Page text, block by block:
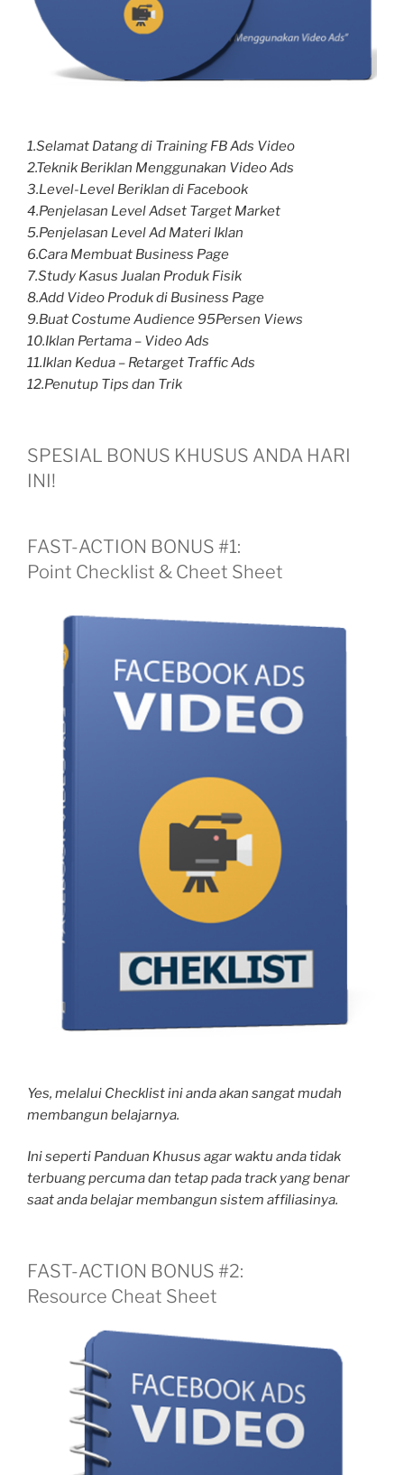
1.Selamat Datang di Training FB Ads Video
2.Teknik Beriklan Menggunakan Video Ads
3.Level-Level Beriklan di Facebook
4.Penjelasan Level Adset Target Market
5.Penjelasan Level Ad Materi Iklan
6.Cara Membuat Business Page
7.Study Kasus Jualan Produk Fisik
8.Add Video Produk di Business Page
9.Buat Costume Audience 95Persen Views
10.Iklan Pertama – Video Ads
11.Iklan Kedua – Retarget Traffic Ads
12.Penutup Tips dan Trik
SPESIAL BONUS KHUSUS ANDA HARI
INI!
FAST-ACTION BONUS #1:
Point Checklist & Cheet Sheet
Yes, melalui Checklist ini anda akan sangat mudah
membangun belajarnya.
Ini seperti Panduan Khusus agar waktu anda tidak
terbuang percuma dan tetap pada track yang benar
saat anda belajar membangun sistem affiliasinya.
FAST-ACTION BONUS #2:
Resource Cheat Sheet